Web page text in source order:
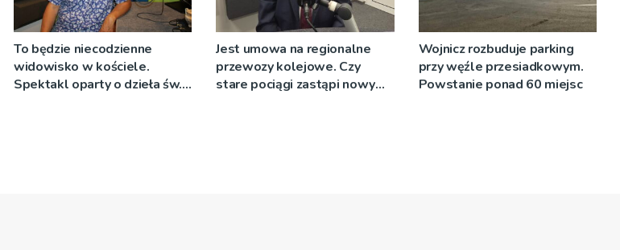
To będzie niecodzienne
widowisko w kościele.
Spektakl oparty o dzieła św.
Jest umowa na regionalne
przewozy kolejowe. Czy
stare pociągi zastąpi nowy
Wojnicz rozbuduje parking
przy węźle przesiadkowym.
Powstanie ponad 60 miejsc